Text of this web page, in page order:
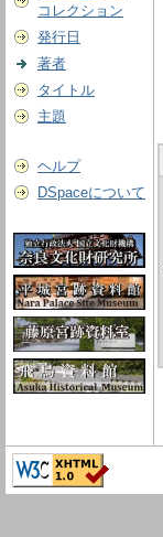
コレクション
発行日
著者
タイトル
主題
ヘルプ
DSpaceについて